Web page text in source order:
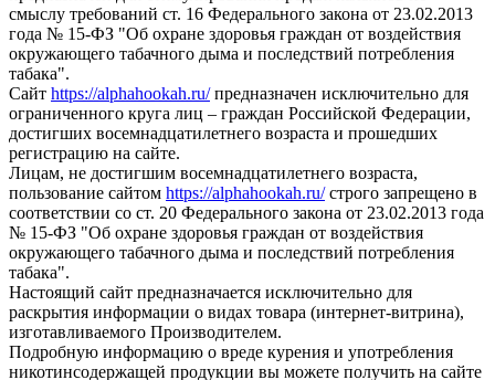
смыслу требований ст. 16 Федерального закона от 23.02.2013
года № 15-ФЗ "Об охране здоровья граждан от воздействия
окружающего табачного дыма и последствий потребления
табака".
Сайт https://alphahookah.ru/предназначен исключительно для
ограниченного круга лиц – граждан Российской Федерации,
достигших восемнадцатилетнего возраста и прошедших
регистрацию на сайте.
Лицам, не достигшим восемнадцатилетнего возраста,
пользование сайтом https://alphahookah.ru/строго запрещено в
соответствии со ст. 20 Федерального закона от 23.02.2013 года
№ 15-ФЗ "Об охране здоровья граждан от воздействия
окружающего табачного дыма и последствий потребления
табака".
Настоящий сайт предназначается исключительно для
раскрытия информации о видах товара (интернет-витрина),
изготавливаемого Производителем.
Подробную информацию о вреде курения и употребления
никотинсодержащей продукции вы можете получить на сайте